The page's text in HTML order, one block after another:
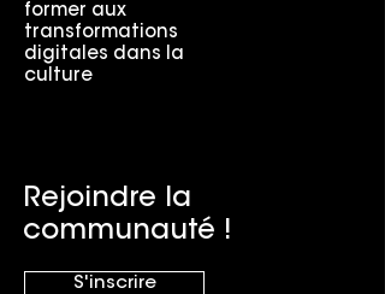
former aux
transformations
digitales dans la
culture
Rejoindre la
communauté !
S'inscrire